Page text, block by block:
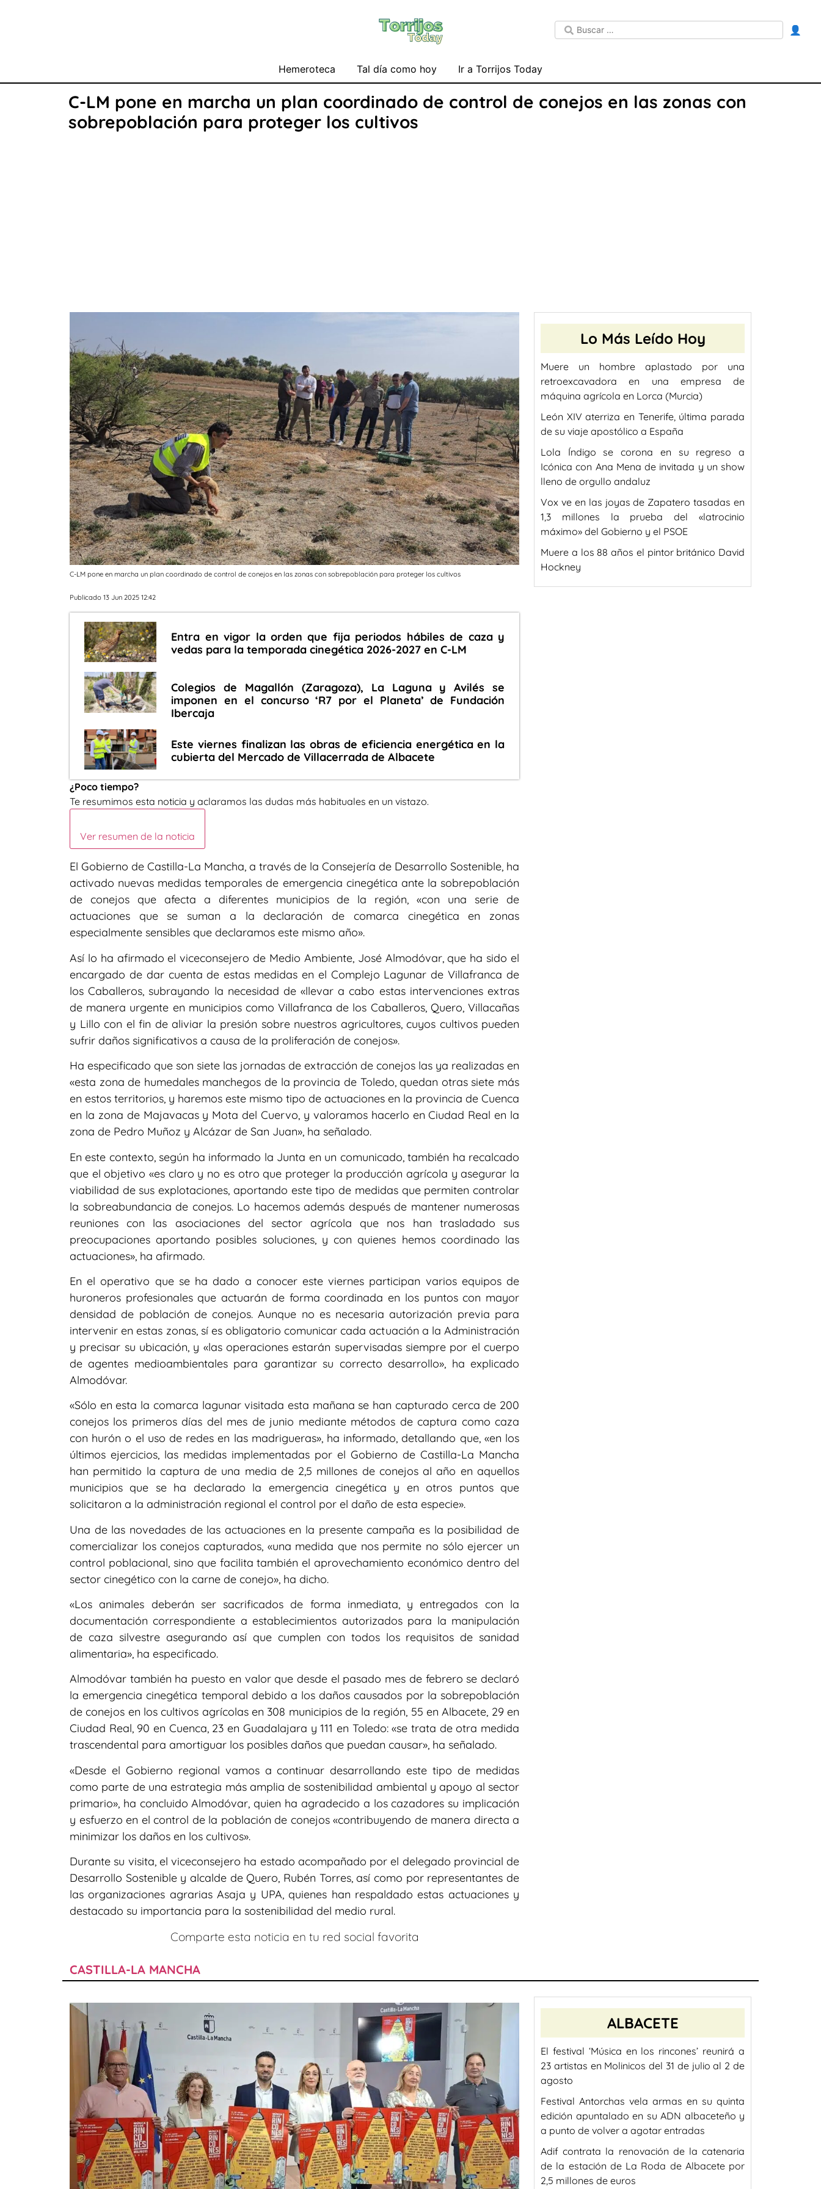
👤
Hemeroteca Tal día como hoy Ir a Torrijos Today
C-LM pone en marcha un plan coordinado de control de conejos en las zonas con
sobrepoblación para proteger los cultivos
C-LM pone en marcha un plan coordinado de control de conejos en las zonas con sobrepoblación para proteger los cultivos
Publicado 13 Jun 2025 12:42
Entra en vigor la orden que fija periodos hábiles de caza y
vedas para la temporada cinegética 2026-2027 en C-LM
Colegios de Magallón (Zaragoza), La Laguna y Avilés se
imponen en el concurso ‘R7 por el Planeta’ de Fundación
Ibercaja
Este viernes finalizan las obras de eficiencia energética en la
cubierta del Mercado de Villacerrada de Albacete
¿Poco tiempo?
Te resumimos esta noticia y aclaramos las dudas más habituales en un vistazo.
Ver resumen de la noticia
El Gobierno de Castilla-La Mancha, a través de la Consejería de Desarrollo Sostenible, ha
activado nuevas medidas temporales de emergencia cinegética ante la sobrepoblación
de conejos que afecta a diferentes municipios de la región, «con una serie de
actuaciones que se suman a la declaración de comarca cinegética en zonas
especialmente sensibles que declaramos este mismo año».
Así lo ha afirmado el viceconsejero de Medio Ambiente, José Almodóvar, que ha sido el
encargado de dar cuenta de estas medidas en el Complejo Lagunar de Villafranca de
los Caballeros, subrayando la necesidad de «llevar a cabo estas intervenciones extras
de manera urgente en municipios como Villafranca de los Caballeros, Quero, Villacañas
y Lillo con el fin de aliviar la presión sobre nuestros agricultores, cuyos cultivos pueden
sufrir daños significativos a causa de la proliferación de conejos».
Ha especificado que son siete las jornadas de extracción de conejos las ya realizadas en
«esta zona de humedales manchegos de la provincia de Toledo, quedan otras siete más
en estos territorios, y haremos este mismo tipo de actuaciones en la provincia de Cuenca
en la zona de Majavacas y Mota del Cuervo, y valoramos hacerlo en Ciudad Real en la
zona de Pedro Muñoz y Alcázar de San Juan», ha señalado.
En este contexto, según ha informado la Junta en un comunicado, también ha recalcado
que el objetivo «es claro y no es otro que proteger la producción agrícola y asegurar la
viabilidad de sus explotaciones, aportando este tipo de medidas que permiten controlar
la sobreabundancia de conejos. Lo hacemos además después de mantener numerosas
reuniones con las asociaciones del sector agrícola que nos han trasladado sus
preocupaciones aportando posibles soluciones, y con quienes hemos coordinado las
actuaciones», ha afirmado.
En el operativo que se ha dado a conocer este viernes participan varios equipos de
huroneros profesionales que actuarán de forma coordinada en los puntos con mayor
densidad de población de conejos. Aunque no es necesaria autorización previa para
intervenir en estas zonas, sí es obligatorio comunicar cada actuación a la Administración
y precisar su ubicación, y «las operaciones estarán supervisadas siempre por el cuerpo
de agentes medioambientales para garantizar su correcto desarrollo», ha explicado
Almodóvar.
«Sólo en esta la comarca lagunar visitada esta mañana se han capturado cerca de 200
conejos los primeros días del mes de junio mediante métodos de captura como caza
con hurón o el uso de redes en las madrigueras», ha informado, detallando que, «en los
últimos ejercicios, las medidas implementadas por el Gobierno de Castilla-La Mancha
han permitido la captura de una media de 2,5 millones de conejos al año en aquellos
municipios que se ha declarado la emergencia cinegética y en otros puntos que
solicitaron a la administración regional el control por el daño de esta especie».
Una de las novedades de las actuaciones en la presente campaña es la posibilidad de
comercializar los conejos capturados, «una medida que nos permite no sólo ejercer un
control poblacional, sino que facilita también el aprovechamiento económico dentro del
sector cinegético con la carne de conejo», ha dicho.
«Los animales deberán ser sacrificados de forma inmediata, y entregados con la
documentación correspondiente a establecimientos autorizados para la manipulación
de caza silvestre asegurando así que cumplen con todos los requisitos de sanidad
alimentaria», ha especificado.
Almodóvar también ha puesto en valor que desde el pasado mes de febrero se declaró
la emergencia cinegética temporal debido a los daños causados por la sobrepoblación
de conejos en los cultivos agrícolas en 308 municipios de la región, 55 en Albacete, 29 en
Ciudad Real, 90 en Cuenca, 23 en Guadalajara y 111 en Toledo: «se trata de otra medida
trascendental para amortiguar los posibles daños que puedan causar», ha señalado.
«Desde el Gobierno regional vamos a continuar desarrollando este tipo de medidas
como parte de una estrategia más amplia de sostenibilidad ambiental y apoyo al sector
primario», ha concluido Almodóvar, quien ha agradecido a los cazadores su implicación
y esfuerzo en el control de la población de conejos «contribuyendo de manera directa a
minimizar los daños en los cultivos».
Durante su visita, el viceconsejero ha estado acompañado por el delegado provincial de
Desarrollo Sostenible y alcalde de Quero, Rubén Torres, así como por representantes de
las organizaciones agrarias Asaja y UPA, quienes han respaldado estas actuaciones y
destacado su importancia para la sostenibilidad del medio rural.
Comparte esta noticia en tu red social favorita
Lo Más Leído Hoy
Muere un hombre aplastado por una
retroexcavadora en una empresa de
máquina agrícola en Lorca (Murcia)
León XIV aterriza en Tenerife, última parada
de su viaje apostólico a España
Lola Índigo se corona en su regreso a
Icónica con Ana Mena de invitada y un show
lleno de orgullo andaluz
Vox ve en las joyas de Zapatero tasadas en
1,3 millones la prueba del «latrocinio
máximo» del Gobierno y el PSOE
Muere a los 88 años el pintor británico David
Hockney
CASTILLA-LA MANCHA
ALBACETE
El festival ‘Música en los rincones’ reunirá a
23 artistas en Molinicos del 31 de julio al 2 de
agosto
Festival Antorchas vela armas en su quinta
edición apuntalado en su ADN albaceteño y
a punto de volver a agotar entradas
Adif contrata la renovación de la catenaria
de la estación de La Roda de Albacete por
2,5 millones de euros